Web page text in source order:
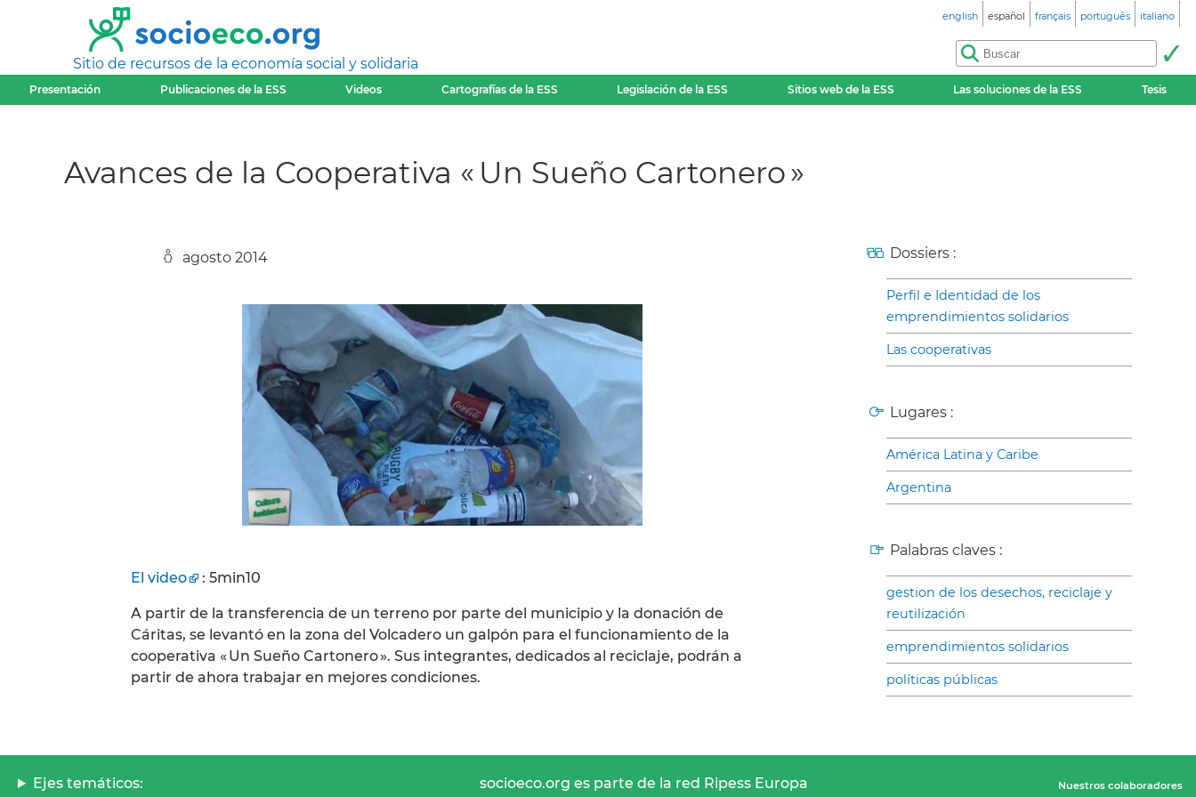
Sitio de recursos de la economía social y solidaria
english español français português italiano
Presentación Publicaciones de la ESS Videos Cartografías de la ESS Legislación de la ESS Sitios web de la ESS Las soluciones de la ESS Tesis
Avances de la Cooperativa « Un Sueño Cartonero »
agosto 2014
El video : 5min10
A partir de la transferencia de un terreno por parte del municipio y la donación de
Cáritas, se levantó en la zona del Volcadero un galpón para el funcionamiento de la
cooperativa « Un Sueño Cartonero ». Sus integrantes, dedicados al reciclaje, podrán a
partir de ahora trabajar en mejores condiciones.
Dossiers :
Perfil e Identidad de los
emprendimientos solidarios
Las cooperativas
Lugares :
América Latina y Caribe
Argentina
Palabras claves :
gestion de los desechos, reciclaje y
reutilización
emprendimientos solidarios
políticas públicas
Ejes temáticos:
socioeco.org es parte de la red Ripess Europa
Nuestros colaboradores